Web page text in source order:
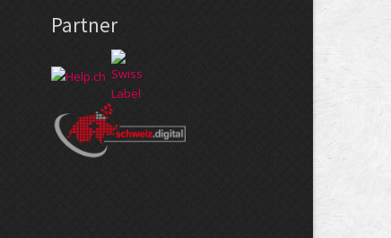
Partner